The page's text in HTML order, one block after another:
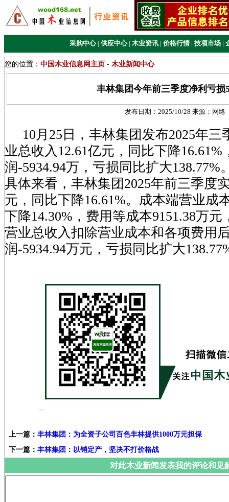
采购中心 | 供应中心 | 木业资讯 | 价格行情 | 技项市场 |
您的位置： 中国木业信息网主页 - 木业新闻中心
丰林集团今年前三季度净利亏损
发布日期： 2025/10/28 来源： 网络
10月25日，丰林集团发布2025年三
业总收入12.61亿元，同比下降16.61%
润-5934.94万，亏损同比扩大138.77%
具体来看，丰林集团2025年前三季度
元，同比下降16.61%。成本端营业成
下降14.30%，费用等成本9151.38万元
营业总收入扣除营业成本和各项费用
润-5934.94万元，亏损同比扩大
上一篇： 丰林集团：为全资子公司百色丰林提供1000万元担保
下一篇： 丰林集团：以销定产，坚决不打价格战
对此木业新闻发表我的评论和见